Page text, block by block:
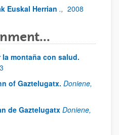
Euskal Herrian ., 2008
la montaña con salud.
3
of Gaztelugatx. Doniene,
de Gaztelugatx Doniene,